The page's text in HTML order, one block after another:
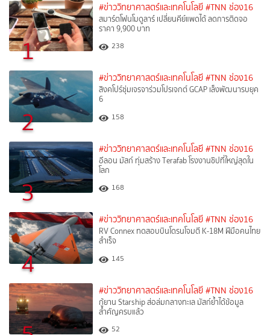
1
#ข่าววิทยาศาสตร์และเทคโนโลยี #TNN ช่อง16
สมาร์ตโฟนโมดูลาร์ เปลี่ยนคีย์แพดได้ ลดการติดจอ
ราคา 9,900 บาท
238
2
#ข่าววิทยาศาสตร์และเทคโนโลยี #TNN ช่อง16
สิงคโปร์ซุ่มเจรจาร่วมโปรเจกต์ GCAP เล็งพัฒนารบยุค
6
158
3
#ข่าววิทยาศาสตร์และเทคโนโลยี #TNN ช่อง16
อีลอน มัสก์ ทุ่มสร้าง Terafab โรงงานชิปที่ใหญ่สุดใน
โลก
168
4
#ข่าววิทยาศาสตร์และเทคโนโลยี #TNN ช่อง16
RV Connex ทดสอบบินโดรนโจมตี K-18M ฝีมือคนไทย
สำเร็จ
145
#ข่าววิทยาศาสตร์และเทคโนโลยี #TNN ช่อง16
กู้ยาน Starship ส่อล่มกลางทะเล มัสก์ย้ำได้ข้อมูล
สำคัญครบแล้ว
52